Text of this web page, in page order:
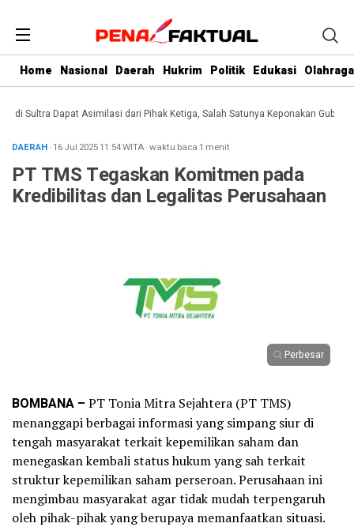
Home Nasional Daerah Hukrim Politik Edukasi Olahraga
Dapat Asimilasi dari Pihak Ketiga, Salah Satunya Keponakan Gubernur
DAERAH· 16 Jul 202511:54WITA·waktu baca 1 menit
PT TMS Tegaskan Komitmen pada
Kredibilitas dan Legalitas Perusahaan
Perbesar
BOMBANA – PT Tonia Mitra Sejahtera (PT TMS)
menanggapi berbagai informasi yang simpang siur di
tengah masyarakat terkait kepemilikan saham dan
menegaskan kembali status hukum yang sah terkait
struktur kepemilikan saham perseroan. Perusahaan ini
mengimbau masyarakat agar tidak mudah terpengaruh
oleh pihak-pihak yang berupaya memanfaatkan situasi.